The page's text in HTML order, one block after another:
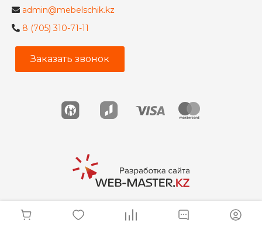
admin@mebelschik.kz
8 (705) 310-71-11
Заказать звонок
© 2026 Мебельщик, Все права защищены